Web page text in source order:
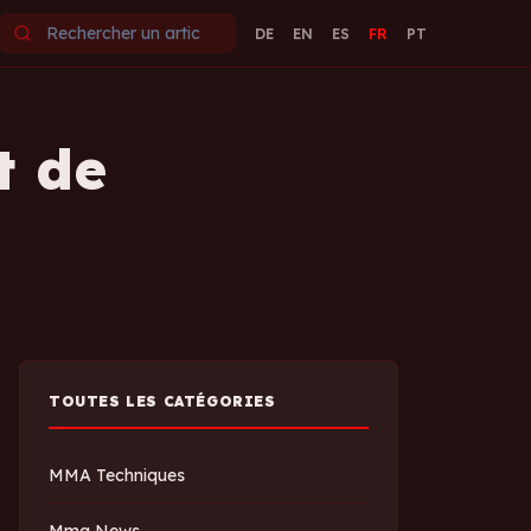
DE EN ES FR PT
de
TOUTES LES CATÉGORIES
MMA Techniques